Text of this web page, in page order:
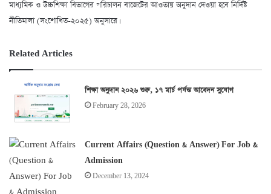
মাধ্যমিক ও উচ্চশিক্ষা বিভাগের পরিচালন বাজেটের আওতায় অনুদান দেওয়া হবে নির্দিষ্ট
নীতিমালা (সংশোধিত-২০২৫) অনুসারে।
Related Articles
শিক্ষা অনুদান ২০২৬ শুরু, ১৭ মার্চ পর্যন্ত আবেদন সুযোগ
February 28, 2026
Current Affairs (Question & Answer) For Job &
Admission
December 13, 2024